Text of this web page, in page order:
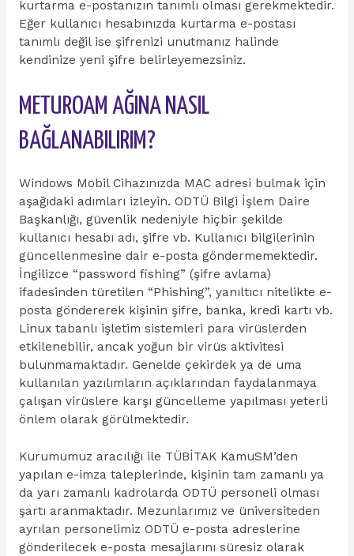
kurtarma e-postanızın tanımlı olması gerekmektedir.
Eğer kullanıcı hesabınızda kurtarma e-postası
tanımlı değil ise şifrenizi unutmanız halinde
kendinize yeni şifre belirleyemezsiniz.
METUROAM AĞINA NASIL
BAĞLANABILIRIM?
Windows Mobil Cihazınızda MAC adresi bulmak için
aşağıdaki adımları izleyin. ODTÜ Bilgi İşlem Daire
Başkanlığı, güvenlik nedeniyle hiçbir şekilde
kullanıcı hesabı adı, şifre vb. Kullanıcı bilgilerinin
güncellenmesine dair e-posta göndermemektedir.
İngilizce “password fishing” (şifre avlama)
ifadesinden türetilen “Phishing”, yanıltıcı nitelikte e-
posta göndererek kişinin şifre, banka, kredi kartı vb.
Linux tabanlı işletim sistemleri para virüslerden
etkilenebilir, ancak yoğun bir virüs aktivitesi
bulunmamaktadır. Genelde çekirdek ya de uma
kullanılan yazılımların açıklarından faydalanmaya
çalışan virüslere karşı güncelleme yapılması yeterli
önlem olarak görülmektedir.
Kurumumuz aracılığı ile TÜBİTAK KamuSM’den
yapılan e-imza taleplerinde, kişinin tam zamanlı ya
da yarı zamanlı kadrolarda ODTÜ personeli olması
şartı aranmaktadır. Mezunlarımız ve üniversiteden
ayrılan personelimiz ODTÜ e-posta adreslerine
gönderilecek e-posta mesajlarını süresiz olarak